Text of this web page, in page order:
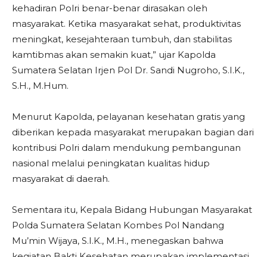
kehadiran Polri benar-benar dirasakan oleh
masyarakat. Ketika masyarakat sehat, produktivitas
meningkat, kesejahteraan tumbuh, dan stabilitas
kamtibmas akan semakin kuat,” ujar Kapolda
Sumatera Selatan Irjen Pol Dr. Sandi Nugroho, S.I.K.,
S.H., M.Hum.
Menurut Kapolda, pelayanan kesehatan gratis yang
diberikan kepada masyarakat merupakan bagian dari
kontribusi Polri dalam mendukung pembangunan
nasional melalui peningkatan kualitas hidup
masyarakat di daerah.
Sementara itu, Kepala Bidang Hubungan Masyarakat
Polda Sumatera Selatan Kombes Pol Nandang
Mu’min Wijaya, S.I.K., M.H., menegaskan bahwa